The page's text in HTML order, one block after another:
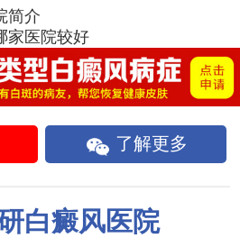
简介
家医院较好
了解更多
白癜风医院